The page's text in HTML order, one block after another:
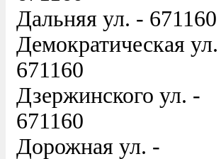
Дальняя ул. - 671160
Демократическая
671160
Дзержинского ул. -
671160
Дорожная ул. -